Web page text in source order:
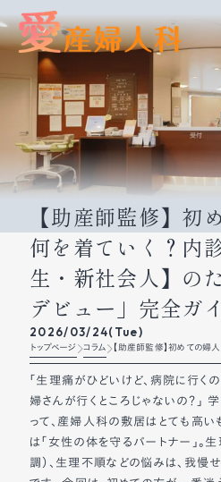
【助産師監修】初
何を着ていく？内
生・新社会人】の
デビュー」完全ガ
2026/03/24(Tue)
トップページ コラム
【助産師監修】初めての婦
ていく？内診は怖い？【学生
のための「婦人科デビュー」
「生理痛がひどいけど、病院に行く
婦さんが行くところじゃないの？」
って、産婦人科の敷居はとても高い
は「女性の体を守るパートナー」。
調）、生理不順などの悩みは、我慢